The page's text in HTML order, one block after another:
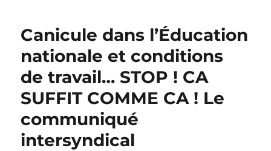
Canicule dans l’Éducation
nationale et conditions
de travail… STOP ! CA
SUFFIT COMME CA ! Le
communiqué
intersyndical